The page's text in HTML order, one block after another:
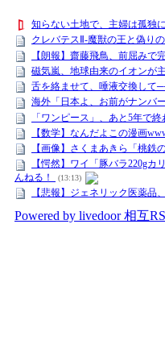
知らない土地で、主婦は孤独
クレバテスⅡ-魔獣の王と偽り
【朗報】齋藤飛鳥、前屈み
磁気嵐、地球由来のイオンが
舌を絡ませて、唾液交換して
海外「日本よ、お前がナンバ
「ワンピース」、あと5年で
【数学】なんだよこの漫画
【画像】さくまあきら「桃
【愕然】ワイ「豚バラ220g
んねる！
(13:13)
【悲報】ジェネリック医薬
Powered by livedoor 相互